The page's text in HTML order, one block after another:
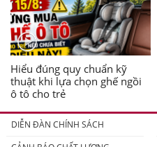
Hiểu đúng quy chuẩn kỹ
thuật khi lựa chọn ghế ngồi
ô tô cho trẻ
DIỄN ĐÀN CHÍNH SÁCH